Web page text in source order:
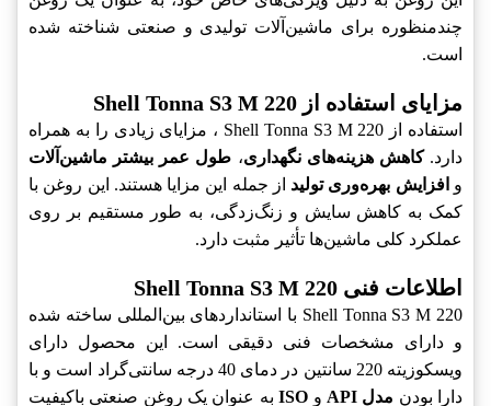
چندمنظوره برای ماشین‌آلات تولیدی و صنعتی شناخته شده
است.
مزایای استفاده از Shell Tonna S3 M 220
استفاده از Shell Tonna S3 M 220 ، مزایای زیادی را به همراه
دارد.کاهش هزینه‌های نگهداری، طول عمر بیشتر ماشین‌آلات
و افزایش بهره‌وری تولید از جمله این مزایا هستند. این روغن با
کمک به کاهش سایش و زنگ‌زدگی، به طور مستقیم بر روی
عملکرد کلی ماشین‌ها تأثیر مثبت دارد.
اطلاعات فنی Shell Tonna S3 M 220
Shell Tonna S3 M 220 با استانداردهای بین‌المللی ساخته شده
و دارای مشخصات فنی دقیقی است. این محصول دارای
ویسکوزیته 220 سانتین در دمای 40 درجه سانتی‌گراد است و با
دارا بودن مدل API و ISOبه عنوان یک روغن صنعتی باکیفیت